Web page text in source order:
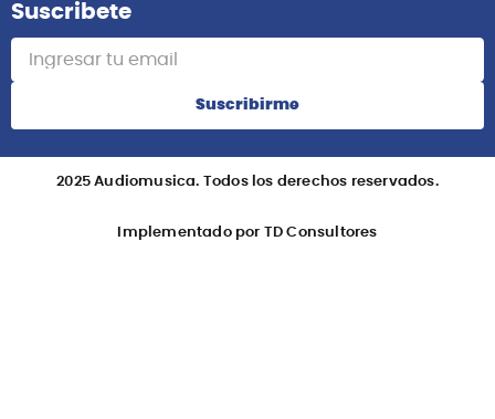
Suscribete
Suscribirme
2025 Audiomusica. Todos los derechos reservados.
Implementado por TD Consultores